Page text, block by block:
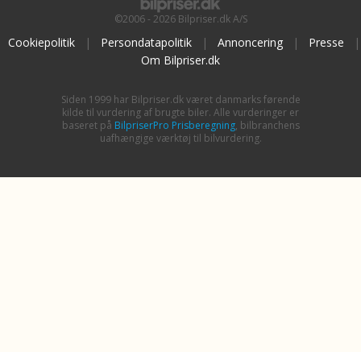
©2006 - 2026 Bilpriser.dk A/S
Cookiepolitik | Persondatapolitik | Annoncering | Presse
|
Om Bilpriser.dk
Siden 1999 har Bilpriser.dk været danmarks førende
kilde til vurdering af brugte biler. Alle vurderinger er
baseret på BilpriserPro Prisberegning, bilbranchens
uafhængige værktøj til bilvurdering.